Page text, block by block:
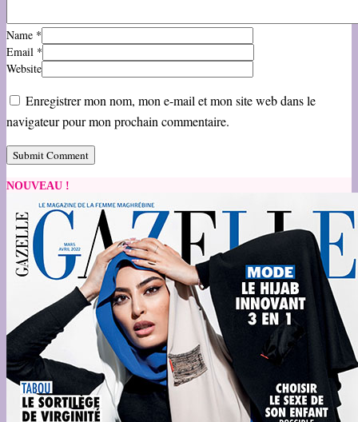
Name *
Email *
Website
Enregistrer mon nom, mon e-mail et mon site web dans le
navigateur pour mon prochain commentaire.
NOUVEAU !